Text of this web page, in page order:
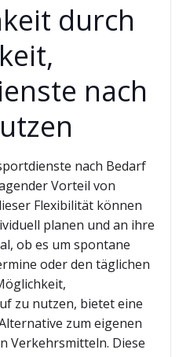
durch
nach
nach Bedarf
Vorteil von
Flexibilität können
planen und an ihre
ob es um spontane
oder den täglichen
zu nutzen, bietet eine
zum eigenen
Verkehrsmitteln. Diese